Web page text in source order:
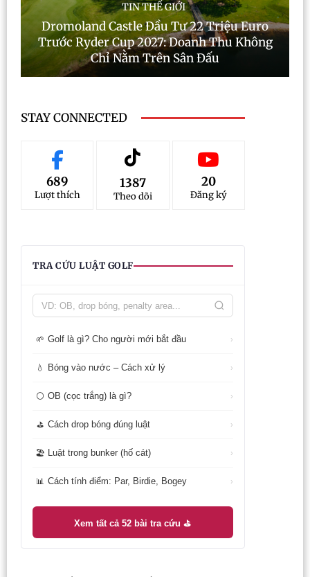
TIN THẾ GIỚI
Dromoland Castle Đầu Tư 22 Triệu Euro
Trước Ryder Cup 2027: Doanh Thu Không
Chỉ Nằm Trên Sân Đấu
STAY CONNECTED
689
Lượt thích
1387
Theo dõi
20
Đăng ký
TRA CỨU LUẬT GOLF
🌱 Golf là gì? Cho người mới bắt đầu ›
💧 Bóng vào nước – Cách xử lý ›
⚪ OB (cọc trắng) là gì? ›
⛳ Cách drop bóng đúng luật ›
🏖️ Luật trong bunker (hố cát) ›
📊 Cách tính điểm: Par, Birdie, Bogey ›
Xem tất cả 52 bài tra cứu ⛳